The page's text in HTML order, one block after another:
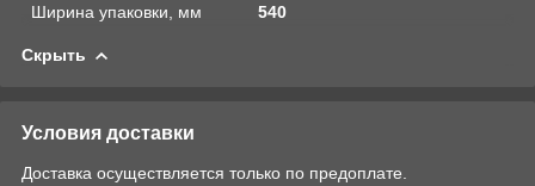
Ширина упаковки, мм
540
Скрыть
Условия доставки
Доставка осуществляется только по предоплате.